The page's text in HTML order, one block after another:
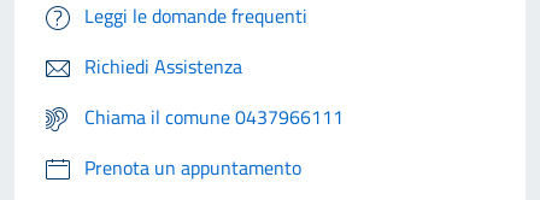
Leggi le domande frequenti
Richiedi Assistenza
Chiama il comune 0437966111
Prenota un appuntamento